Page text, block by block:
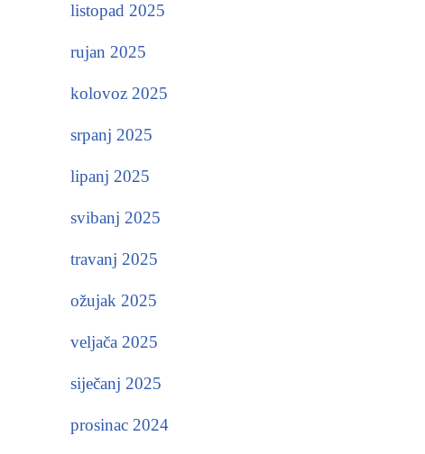
listopad 2025
rujan 2025
kolovoz 2025
srpanj 2025
lipanj 2025
svibanj 2025
travanj 2025
ožujak 2025
veljača 2025
siječanj 2025
prosinac 2024